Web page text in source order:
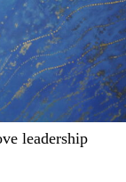
leadership